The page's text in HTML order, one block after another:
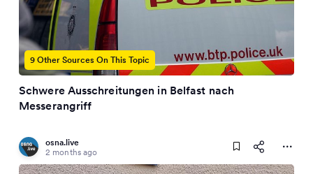
9 Other Sources On This Topic
Schwere Ausschreitungen in Belfast nach
Messerangriff
osna.live
2 months ago